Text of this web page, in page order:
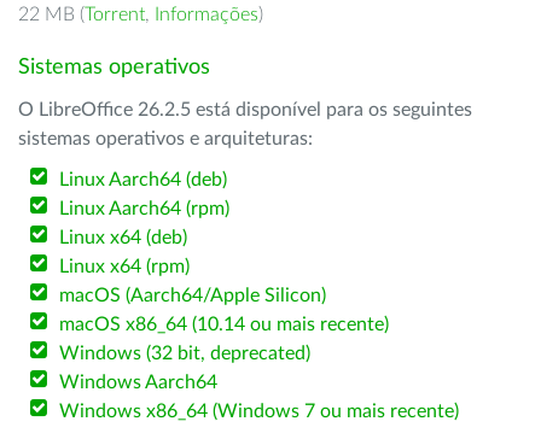
22 MB (Torrent, Informações)
Sistemas operativos
O LibreOffice 26.2.5 está disponível para os seguintes
sistemas operativos e arquiteturas:
Linux Aarch64 (deb)
Linux Aarch64 (rpm)
Linux x64 (deb)
Linux x64 (rpm)
macOS (Aarch64/Apple Silicon)
macOS x86_64 (10.14 ou mais recente)
Windows (32 bit, deprecated)
Windows Aarch64
Windows x86_64 (Windows 7 ou mais recente)